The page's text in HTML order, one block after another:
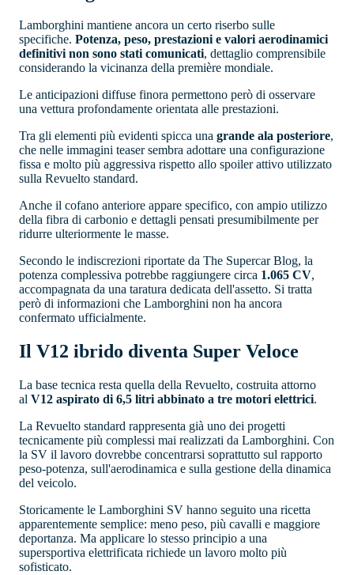
Lamborghini mantiene ancora un certo riserbo sulle
specifiche. Potenza, peso, prestazioni e valori aerodinamici
definitivi non sono stati comunicati, dettaglio comprensibile
considerando la vicinanza della première mondiale.
Le anticipazioni diffuse finora permettono però di osservare
una vettura profondamente orientata alle prestazioni.
Tra gli elementi più evidenti spicca una grande ala posteriore,
che nelle immagini teaser sembra adottare una configurazione
fissa e molto più aggressiva rispetto allo spoiler attivo utilizzato
sulla Revuelto standard.
Anche il cofano anteriore appare specifico, con ampio utilizzo
della fibra di carbonio e dettagli pensati presumibilmente per
ridurre ulteriormente le masse.
Secondo le indiscrezioni riportate da The Supercar Blog, la
potenza complessiva potrebbe raggiungere circa 1.065 CV,
accompagnata da una taratura dedicata dell'assetto. Si tratta
però di informazioni che Lamborghini non ha ancora
confermato ufficialmente.
Il V12 ibrido diventa Super Veloce
La base tecnica resta quella della Revuelto, costruita attorno
al V12 aspirato di 6,5 litri abbinato a tre motori elettrici.
La Revuelto standard rappresenta già uno dei progetti
tecnicamente più complessi mai realizzati da Lamborghini. Con
la SV il lavoro dovrebbe concentrarsi soprattutto sul rapporto
peso-potenza, sull'aerodinamica e sulla gestione della dinamica
del veicolo.
Storicamente le Lamborghini SV hanno seguito una ricetta
apparentemente semplice: meno peso, più cavalli e maggiore
deportanza. Ma applicare lo stesso principio a una
supersportiva elettrificata richiede un lavoro molto più
sofisticato.